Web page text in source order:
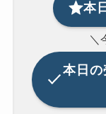
本
＼
本日の